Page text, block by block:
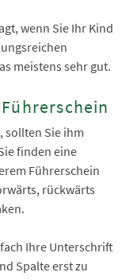
wenn Sie Ihr Kind
meistens sehr gut.
sollten Sie ihm
finden eine
Führerschein
rückwärts
Ihre Unterschrift
Spalte erst zu